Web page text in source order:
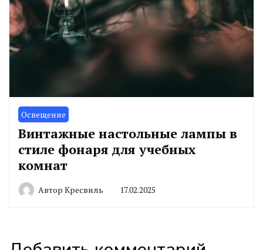
Освещение
Винтажные настольные лампы в
стиле фонаря для учебных
комнат
Автор Кресвиль 17.02.2025